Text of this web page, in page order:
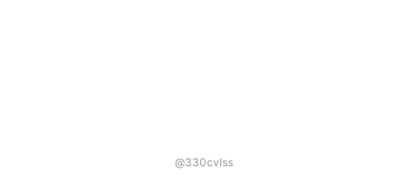
@330cvlss